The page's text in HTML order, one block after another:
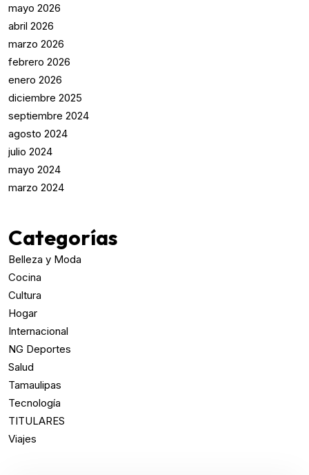
mayo 2026
abril 2026
marzo 2026
febrero 2026
enero 2026
diciembre 2025
septiembre 2024
agosto 2024
julio 2024
mayo 2024
marzo 2024
Categorías
Belleza y Moda
Cocina
Cultura
Hogar
Internacional
NG Deportes
Salud
Tamaulipas
Tecnología
TITULARES
Viajes